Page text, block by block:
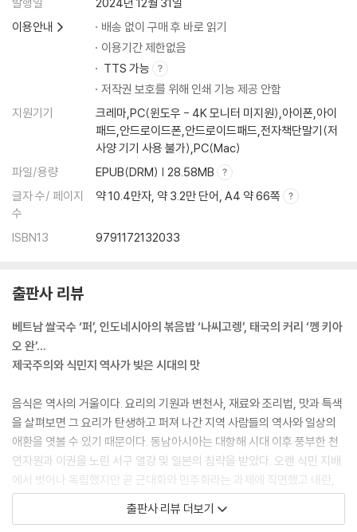
화주의
13. 태국 바질 볶음 팟 끄라파오
‘신성한 식물’ 홀리 바질로 맛을 낸 팟 끄라파오｜태국판 IMF 위기와 레시
14. 싱가포르 치킨 라이스
기회의 땅, 말라야의 저렴한 한 끼 요리｜싱가포르-말레이시아 간 치킨 라
이스 전쟁
15. 베트남 쌀밥 껌떰
가난한 사람이 먹는 부서진 쌀｜따뜻한 온기로 서민의 삶을 위로하다
16. 필리핀 조림 요리 아도보
신맛을 즐기는 필리핀 사람들의 고기 요리｜세계화를 녹여내 다양화의 재
료로 삼다
인도의 영향을 받은 미낭카바우식 물소 요리｜국경 없는 요리와 정통성
갈등
18. 태국 그린 커리 껭 키아오 완
‘세계에서 가장 맛있는’ 태국식 커리 요리｜풍미를 돋우는 신선한 재료의
매력
이용안내
배송 없이 구매 후 바로 읽기
이용기간 제한없음
TTS 가능
저작권 보호를 위해 인쇄 기능 제공 안함
지원기기
크레마,PC(윈도우 - 4K 모니터 미지원),아이폰,아이
패드,안드로이드폰,안드로이드패드,전자책단말기(저
사양 기기 사용 불가),PC(Mac)
파일/용량
EPUB(DRM) | 28.58MB
글자 수/ 페이지
수
약 10.4만자, 약 3.2만 단어, A4 약 66쪽
ISBN13 9791172132033
출판사 리뷰
베트남 쌀국수 ‘퍼’, 인도네시아의 볶음밥 ‘나씨고렝’, 태국의 커리 ‘껭 키아
오 완’…
제국주의와 식민지 역사가 빚은 시대의 맛
음식은 역사의 거울이다. 요리의 기원과 변천사, 재료와 조리법, 맛과 특색
을 살펴보면 그 요리가 탄생하고 퍼져 나간 지역 사람들의 역사와 일상의
애환을 엿볼 수 있기 때문이다. 동남아시아는 대항해 시대 이후 풍부한 천
연자원과 이권을 노린 서구 열강 및 일본의 침략을 받았다. 오랜 식민 지배
에서 벗어나 독립했지만 곧 근대화와 민주화라는 과제에 직면했고 내란,
쿠데타, 독재 등 여러 시행착오도 겪었다. 동남아의 대표 요리에는 때로 엄
혹하고 때로 격렬했던 시대상의 향과 맛이 배어 있다.
출판사 리뷰 더보기